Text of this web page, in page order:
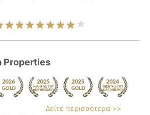
Properties
Δείτε περισσότερα >>